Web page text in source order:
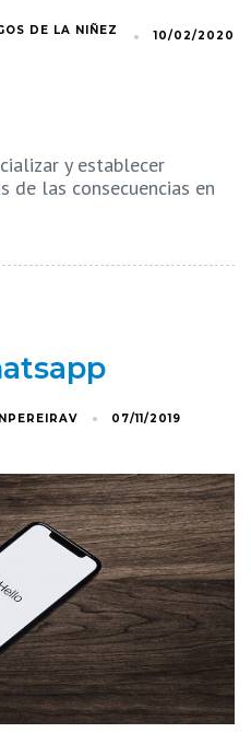
DE LA NIÑEZ
10/02/2020
y establecer
de las consecuencias en
07/11/2019